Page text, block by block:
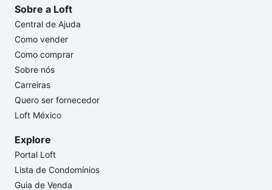
Sobre a Loft
Central de Ajuda
Como vender
Como comprar
Sobre nós
Carreiras
Quero ser fornecedor
Loft México
Explore
Portal Loft
Lista de Condomínios
Guia de Venda